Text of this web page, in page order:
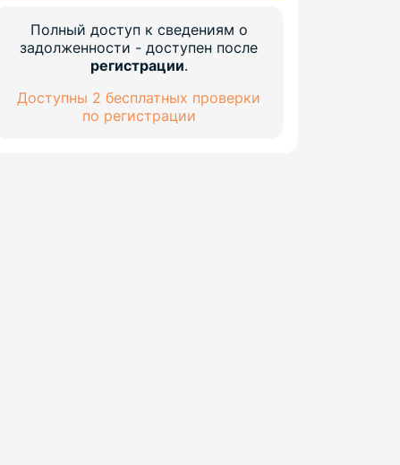
Полный доступ к сведениям о
задолженности - доступен после
регистрации.
Доступны 2 бесплатных проверки
по регистрации